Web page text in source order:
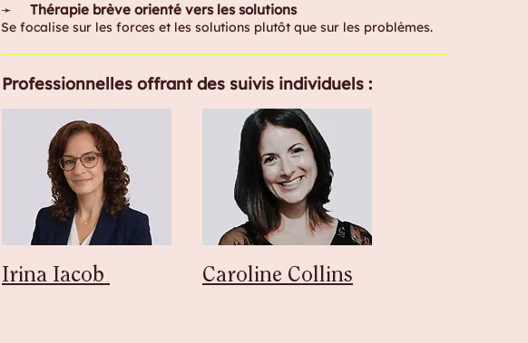
➛ Thérapie brève orienté vers les solutions
Se focalise sur les forces et les solutions plutôt que sur les problèmes.
Professionnelles offrant des suivis individuels :
Irina Iacob Caroline Collins